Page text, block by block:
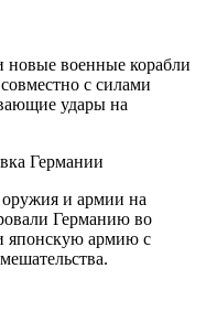
военные корабли
с силами
удары на
Германии
и армии на
Германию во
японскую армию с